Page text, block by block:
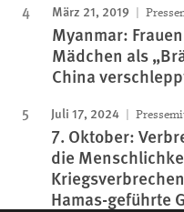
März 21, 2019
Myanmar:
Mädchen als
China
Juli 17, 2024
7. Oktober:
die
Hamas-geführte